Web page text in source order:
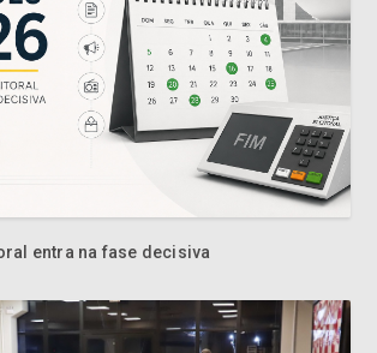
entra na fase decisiva